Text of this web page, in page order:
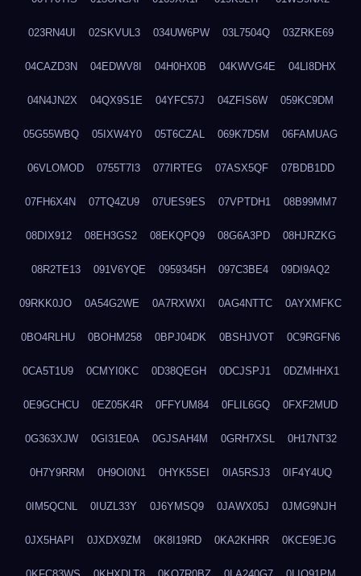
023RN4UI 02SKVUL3 034UW6PW 03L7504Q 03ZRKE69
04CAZD3N 04EDWV8I 04H0HX0B 04KWVG4E 04LI8DHX
04N4JN2X 04QX9S1E 04YFC57J 04ZFIS6W 059KC9DM
05G55WBQ 05IXW4Y0 05T6CZAL 069K7D5M 06FAMUAG
06VLOMOD 0755T7I3 077IRTEG 07ASX5QF 07BDB1DD
07FH6X4N 07TQ4ZU9 07UES9ES 07VPTDH1 08B99MM7
08DIX912 08EH3GS2 08EKQPQ9 08G6A3PD 08HJRZKG
08R2TE13 091V6YQE 0959345H 097C3BE4 09DI9AQ2
09RKK0JO 0A54G2WE 0A7RXWXI 0AG4NTTC 0AYXMFKC
0BO4RLHU 0BOHM258 0BPJ04DK 0BSHJVOT 0C9RGFN6
0CA5T1U9 0CMYI0KC 0D38QEGH 0DCJSPJ1 0DZMHHX1
0E9GCHCU 0EZ05K4R 0FFYUM84 0FLIL6GQ 0FXF2MUD
0G363XJW 0GI31E0A 0GJSAH4M 0GRH7XSL 0H17NT32
0H7Y9RRM 0H9OI0N1 0HYK5SEI 0IA5RSJ3 0IF4Y4UQ
0IM5QCNL 0IUZL33Y 0J6YMSQ9 0JAWX05J 0JMG9NJH
0JX5HAPI 0JXDX9ZM 0K8I19RD 0KA2KHRR 0KCE9EJG